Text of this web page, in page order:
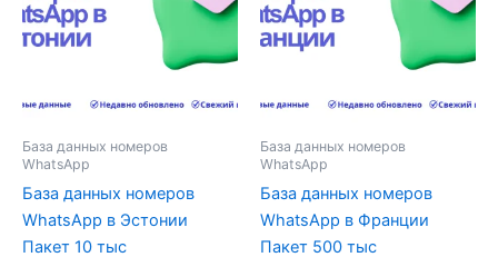
База данных номеров
WhatsApp
База данных номеров
WhatsApp в Эстонии
Пакет 10 тыс
База данных номеров
WhatsApp
База данных номеров
WhatsApp в Франции
Пакет 500 тыс